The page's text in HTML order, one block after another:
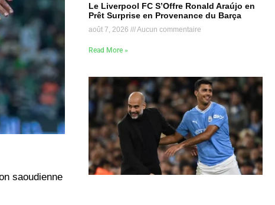
saoudienne
Le Liverpool FC S’Offre Ronald Araújo en
Prêt Surprise en Provenance du Barça
août 7, 2026 Aucun commentaire
Read More »